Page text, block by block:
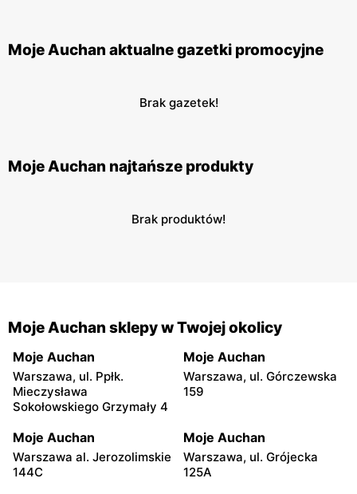
Moje Auchan aktualne gazetki promocyjne
Brak gazetek!
Moje Auchan najtańsze produkty
Brak produktów!
Moje Auchan sklepy w Twojej okolicy
Moje Auchan
Warszawa, ul. Ppłk.
Mieczysława
Sokołowskiego Grzymały 4
Moje Auchan
Warszawa, ul. Górczewska
159
Moje Auchan
Warszawa al. Jerozolimskie
144C
Moje Auchan
Warszawa, ul. Grójecka
125A